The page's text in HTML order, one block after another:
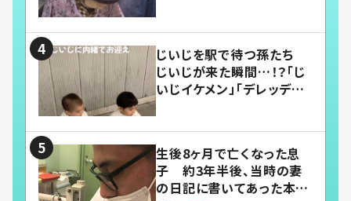
じいじを駅で待つ孫たち
じいじが来た瞬間…！？「じ
いじイケメン」「デレッデレ」
生後8ヶ月で亡くなった息
子 約3年半後、当時の妻
の日記に書いてあった本音